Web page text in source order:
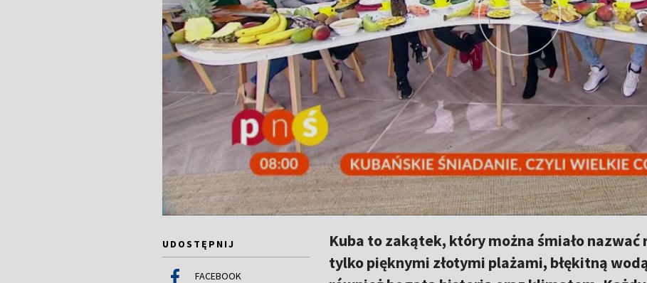
UDOSTĘPNIJ
FACEBOOK
Kuba to zakątek, który można śmiało
tylko pięknymi złotymi plażami, błękitną